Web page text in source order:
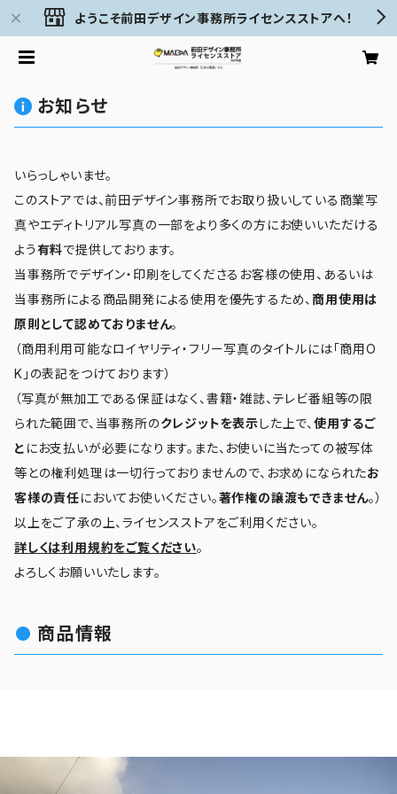
ようこそ前田デザイン事務所ライセンスストアへ！
お知らせ
いらっしゃいませ。
このストアでは、前田デザイン事務所でお取り扱いしている商業写
真やエディトリアル写真の一部をより多くの方にお使いいただける
よう有料で提供しております。
当事務所でデザイン・印刷をしてくださるお客様の使用、あるいは
当事務所による商品開発による使用を優先するため、商用使用は
原則として認めておりません。
（商用利用可能なロイヤリティ・フリー写真のタイトルには「商用O
K」の表記をつけております）
（写真が無加工である保証はなく、書籍・雑誌、テレビ番組等の限
られた範囲で、当事務所のクレジットを表示した上で、使用するご
と にお支払いが必要になります。また、お使いに当たっての被写体
等との権利処理は一切行っておりませんので、お求めになられたお
客様の責任においてお使いください。著作権の譲渡もできません。）
以上をご了承の上、ライセンスストアをご利用ください。
詳しくは利用規約をご覧ください。
よろしくお願いいたします。
商品情報